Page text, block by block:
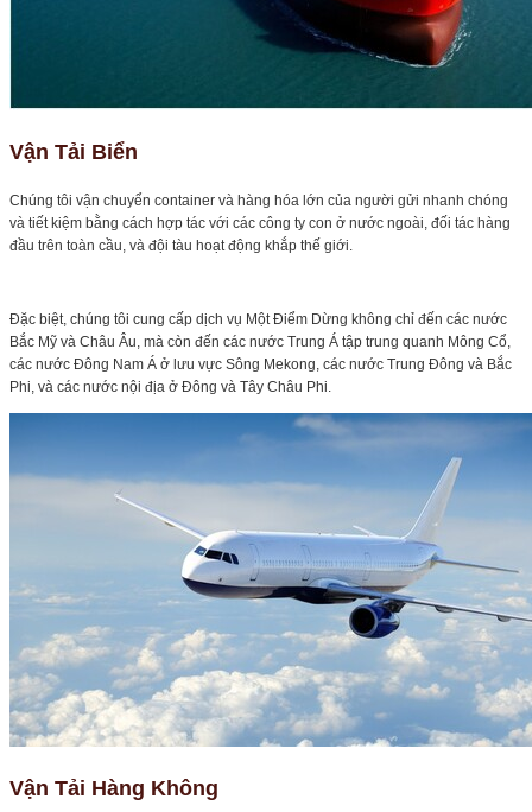
Vận Tải Biển
Chúng tôi vận chuyển container và hàng hóa lớn của người gửi nhanh chóng
và tiết kiệm bằng cách hợp tác với các công ty con ở nước ngoài, đối tác hàng
đầu trên toàn cầu, và đội tàu hoạt động khắp thế giới.
Đặc biệt, chúng tôi cung cấp dịch vụ Một Điểm Dừng không chỉ đến các nước
Bắc Mỹ và Châu Âu, mà còn đến các nước Trung Á tập trung quanh Mông Cổ,
các nước Đông Nam Á ở lưu vực Sông Mekong, các nước Trung Đông và Bắc
Phi, và các nước nội địa ở Đông và Tây Châu Phi.
Vận Tải Hàng Không